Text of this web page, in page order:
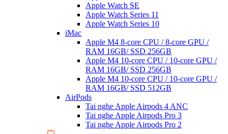
Apple Watch SE
Apple Watch Series 11
Apple Watch Series 10
iMac
Apple M4 8-core CPU / 8-core GPU /
RAM 16GB/ SSD 256GB
Apple M4 10-core CPU / 10-core GPU /
RAM 16GB/ SSD 256GB
Apple M4 10-core CPU / 10-core GPU /
RAM 16GB/ SSD 512GB
AirPods
Tai nghe Apple Airpods 4 ANC
Tai nghe Apple Airpods Pro 3
Tai nghe Apple Airpods Pro 2